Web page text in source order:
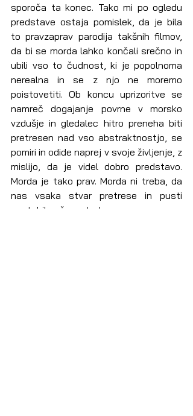
sporoča ta konec. Tako mi po ogledu
predstave ostaja pomislek, da je bila
to pravzaprav parodija takšnih filmov,
da bi se morda lahko končali srečno in
ubili vso to čudnost, ki je popolnoma
nerealna in se z njo ne moremo
poistovetiti. Ob koncu uprizoritve se
namreč dogajanje povrne v morsko
vzdušje in gledalec hitro preneha biti
pretresen nad vso abstraktnostjo, se
pomiri in odide naprej v svoje življenje, z
mislijo, da je videl dobro predstavo.
Morda je tako prav. Morda ni treba, da
nas vsaka stvar pretrese in pusti
nestabilne še en teden.